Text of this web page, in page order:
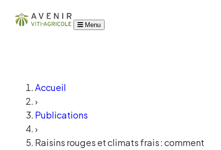
Menu
Accueil
›
Publications
›
Raisins rouges et climats frais : comment